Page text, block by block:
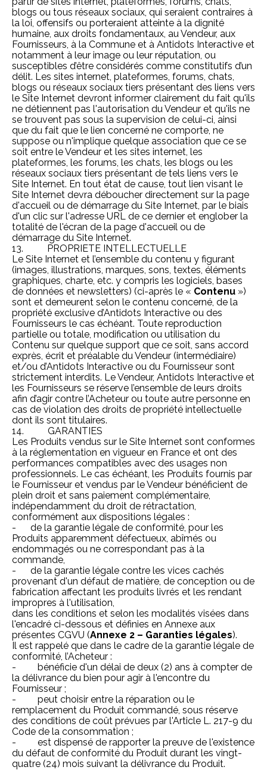
blogs ou tous réseaux sociaux, qui seraient contraires à
la loi, offensifs ou porteraient atteinte à la dignité
humaine, aux droits fondamentaux, au Vendeur, aux
Fournisseurs, à la Commune et à Antidots Interactive et
notamment à leur image ou leur réputation, ou
susceptibles d’être considérés comme constitutifs d’un
délit. Les sites internet, plateformes, forums, chats,
blogs ou réseaux sociaux tiers présentant des liens vers
le Site Internet devront informer clairement du fait qu'ils
ne détiennent pas l'autorisation du Vendeur et qu'ils ne
se trouvent pas sous la supervision de celui-ci, ainsi
que du fait que le lien concerné ne comporte, ne
suppose ou n'implique quelque association que ce se
soit entre le Vendeur et les sites internet, les
plateformes, les forums, les chats, les blogs ou les
réseaux sociaux tiers présentant de tels liens vers le
Site Internet. En tout état de cause, tout lien visant le
Site Internet devra déboucher directement sur la page
d'accueil ou de démarrage du Site Internet, par le biais
d'un clic sur l'adresse URL de ce dernier et englober la
totalité de l'écran de la page d'accueil ou de
démarrage du Site Internet.
13. PROPRIETE INTELLECTUELLE
Le Site Internet et l’ensemble du contenu y figurant
(images, illustrations, marques, sons, textes, éléments
graphiques, charte, etc. y compris les logiciels, bases
de données et newsletters) (ci-après le « Contenu »)
sont et demeurent selon le contenu concerné, de la
propriété exclusive d’Antidots Interactive ou des
Fournisseurs le cas échéant. Toute reproduction
partielle ou totale, modification ou utilisation du
Contenu sur quelque support que ce soit, sans accord
exprès, écrit et préalable du Vendeur (intermédiaire)
et/ou d’Antidots Interactive ou du Fournisseur sont
strictement interdits. Le Vendeur, Antidots Interactive et
les Fournisseurs se réserve l’ensemble de leurs droits
afin d’agir contre l’Acheteur ou toute autre personne en
cas de violation des droits de propriété intellectuelle
dont ils sont titulaires.
14. GARANTIES
Les Produits vendus sur le Site Internet sont conformes
à la réglementation en vigueur en France et ont des
performances compatibles avec des usages non
professionnels. Le cas échéant, les Produits fournis par
le Fournisseur et vendus par le Vendeur bénéficient de
plein droit et sans paiement complémentaire,
indépendamment du droit de rétractation,
conformément aux dispositions légales :
- de la garantie légale de conformité, pour les
Produits apparemment défectueux, abîmés ou
endommagés ou ne correspondant pas à la
commande,
- de la garantie légale contre les vices cachés
provenant d'un défaut de matière, de conception ou de
fabrication affectant les produits livrés et les rendant
impropres à l'utilisation,
dans les conditions et selon les modalités visées dans
l'encadré ci-dessous et définies en Annexe aux
présentes CGVU (Annexe 2 – Garanties légales).
Il est rappelé que dans le cadre de la garantie légale de
conformité, l’Acheteur :
- bénéficie d'un délai de deux (2) ans à compter de
la délivrance du bien pour agir à l'encontre du
Fournisseur ;
- peut choisir entre la réparation ou le
remplacement du Produit commandé, sous réserve
des conditions de coût prévues par l'Article L. 217-9 du
Code de la consommation ;
- est dispensé de rapporter la preuve de l'existence
du défaut de conformité du Produit durant les vingt-
quatre (24) mois suivant la délivrance du Produit.